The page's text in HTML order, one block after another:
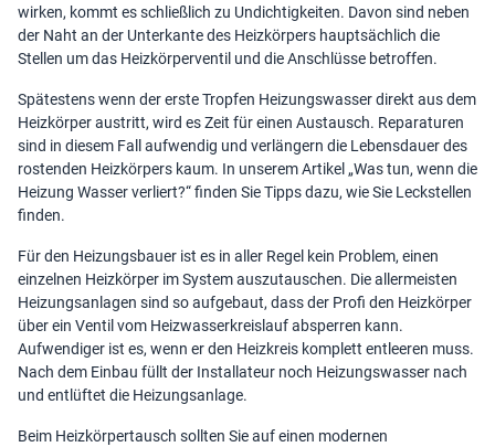
wirken, kommt es schließlich zu Undichtigkeiten. Davon sind neben
der Naht an der Unterkante des Heizkörpers hauptsächlich die
Stellen um das Heizkörperventil und die Anschlüsse betroffen.
Spätestens wenn der erste Tropfen Heizungswasser direkt aus dem
Heizkörper austritt, wird es Zeit für einen Austausch. Reparaturen
sind in diesem Fall aufwendig und verlängern die Lebensdauer des
rostenden Heizkörpers kaum. In unserem Artikel „Was tun, wenn die
Heizung Wasser verliert?“finden Sie Tipps dazu, wie Sie Leckstellen
finden.
Für den Heizungsbauer ist es in aller Regel kein Problem, einen
einzelnen Heizkörper im System auszutauschen. Die allermeisten
Heizungsanlagen sind so aufgebaut, dass der Profi den Heizkörper
über ein Ventil vom Heizwasserkreislauf absperren kann.
Aufwendiger ist es, wenn er den Heizkreis komplett entleeren muss.
Nach dem Einbau füllt der Installateur noch Heizungswasser nach
und entlüftet die Heizungsanlage.
Beim Heizkörpertausch sollten Sie auf einen modernen